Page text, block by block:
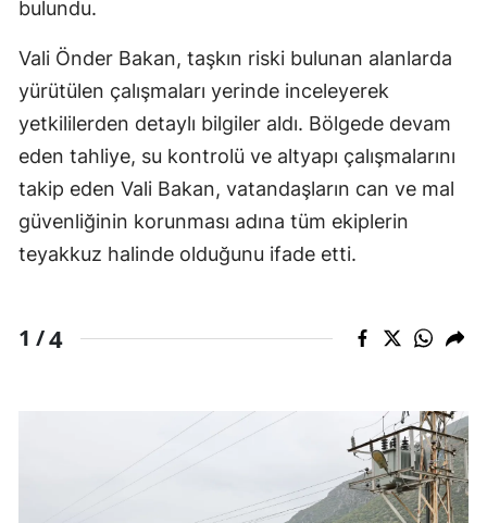
bulundu.
Vali Önder Bakan, taşkın riski bulunan alanlarda
yürütülen çalışmaları yerinde inceleyerek
yetkililerden detaylı bilgiler aldı. Bölgede devam
eden tahliye, su kontrolü ve altyapı çalışmalarını
takip eden Vali Bakan, vatandaşların can ve mal
güvenliğinin korunması adına tüm ekiplerin
teyakkuz halinde olduğunu ifade etti.
1 /4